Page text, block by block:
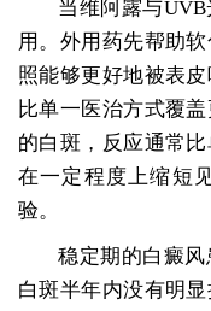
当维阿露与
用。外用药先帮助
照能够更好地被表
比单一医治方式覆
的白斑，反应通常
在一定程度上缩短
验。
稳定期的白癜
白斑半年内没有明